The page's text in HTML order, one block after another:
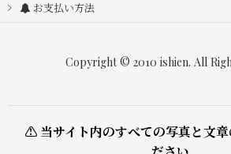
お支払い方法
Copyright © 2010 ishien. All
⚠ 当サイト内のすべての写真と文章